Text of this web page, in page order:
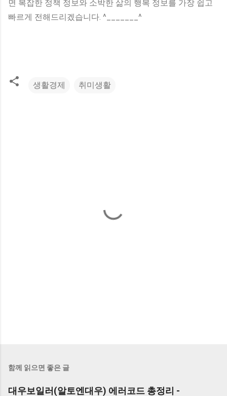
면 복잡한 정책 정보와 소박한 삶의 행복 정보를 가장 쉽고
빠르게 전해드리겠습니다. ^_______^
생활경제 취미생활
함께 읽으면 좋은 글
대우보일러(알토엔대우) 에러코드 총정리 -